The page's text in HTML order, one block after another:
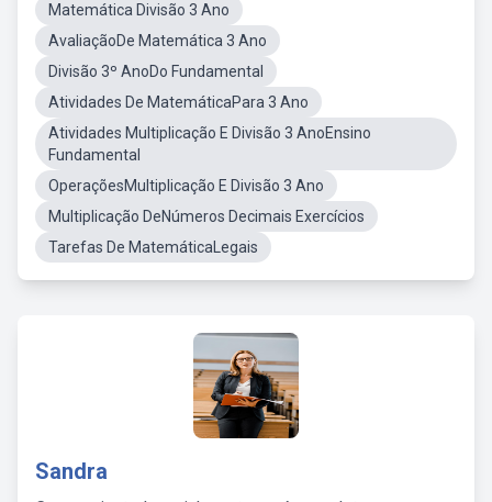
Matemática Divisão 3 Ano
AvaliaçãoDe Matemática 3 Ano
Divisão 3º AnoDo Fundamental
Atividades De MatemáticaPara 3 Ano
Atividades Multiplicação E Divisão 3 AnoEnsino
Fundamental
OperaçõesMultiplicação E Divisão 3 Ano
Multiplicação DeNúmeros Decimais Exercícios
Tarefas De MatemáticaLegais
Sandra